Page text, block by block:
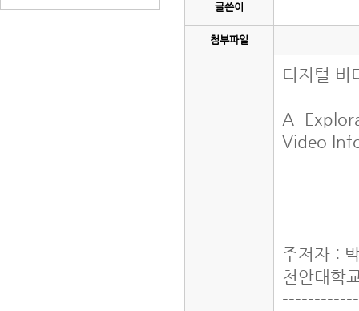
글쓴이
첨부파일
디지털 비
A
Video
주저자 :
천안대학